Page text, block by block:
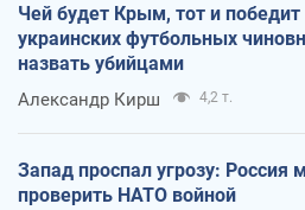
Чей будет Крым, тот и победит
украинских футбольных
назвать убийцами
Александр Кирш 4,2 т.
Запад проспал угрозу: Россия
проверить НАТО войной